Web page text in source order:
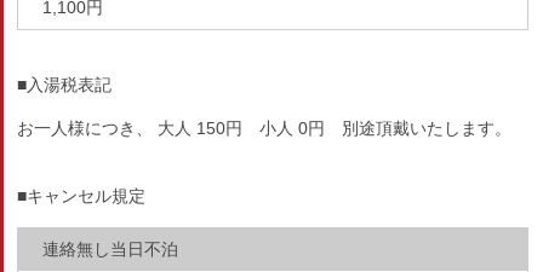
1,100円
■入湯税表記
お一人様につき、 大人 150円 小人 0円 別途頂戴いたします。
■キャンセル規定
連絡無し当日不泊